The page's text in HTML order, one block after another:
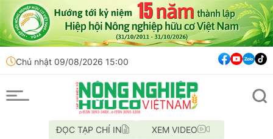
Chủ nhật 09/08/2026 15:00
ĐỌC TẠP CHÍ IN XEM VIDEO